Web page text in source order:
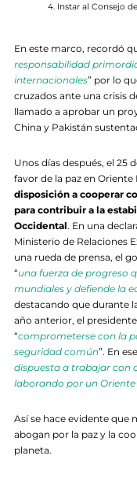
Instar al Consejo
En este marco, recordó
responsabilidad
internacionales” por lo
cruzados ante una crisis
llamado a aprobar un
China y Pakistán
Unos días después, el 25
favor de la paz en Oriente
disposición a cooperar
para contribuir a la
Occidental. En una
Ministerio de Relaciones
una rueda de prensa, el
“una fuerza de progreso
mundiales y defiende la
destacando que durante
año anterior, el
“comprometerse con la
seguridad común”. En
dispuesta a trabajar con
laborando por un
Así se hace evidente que
abogan por la paz y la
planeta.